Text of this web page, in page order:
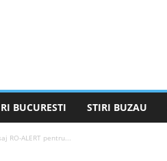
BUCURESTI STIRI BUZAU
RO-ALERT pentru...